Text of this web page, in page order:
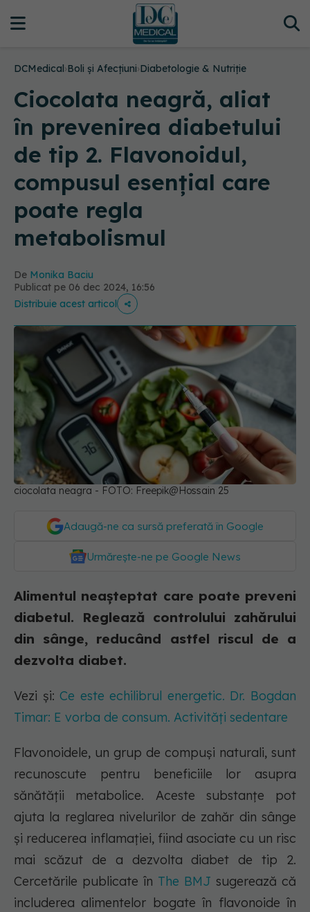
DCMedical›Boli și Afecțiuni›Diabetologie & Nutriție
Ciocolata neagră, aliat
în prevenirea diabetului
de tip 2. Flavonoidul,
compusul esențial care
poate regla
metabolismul
De Monika Baciu
Publicat pe 06 dec 2024, 16:56
Distribuie acest articol
ciocolata neagra - FOTO: Freepik@Hossain 25
Adaugă-ne ca sursă preferată în Google
Urmărește-ne pe Google News
Alimentul neașteptat care poate preveni
diabetul. Reglează controlului zahărului
din sânge, reducând astfel riscul de a
dezvolta diabet.
Vezi și:Ce este echilibrul energetic. Dr. Bogdan
Timar: E vorba de consum. Activități sedentare
Flavonoidele, un grup de compuși naturali, sunt
recunoscute pentru beneficiile lor asupra
sănătății metabolice. Aceste substanțe pot
ajuta la reglarea nivelurilor de zahăr din sânge
și reducerea inflamației, fiind asociate cu un risc
mai scăzut de a dezvolta diabet de tip 2.
Cercetările publicate în The BMJ sugerează că
includerea alimentelor bogate în flavonoide în